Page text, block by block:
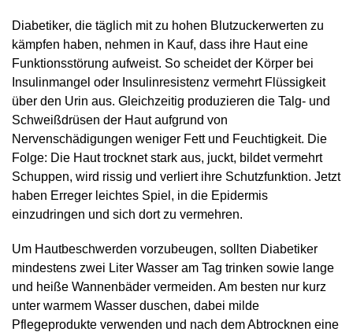
Diabetiker, die täglich mit zu hohen Blutzuckerwerten zu
kämpfen haben, nehmen in Kauf, dass ihre Haut eine
Funktionsstörung aufweist. So scheidet der Körper bei
Insulinmangel oder Insulinresistenz vermehrt Flüssigkeit
über den Urin aus. Gleichzeitig produzieren die Talg- und
Schweißdrüsen der Haut aufgrund von
Nervenschädigungen weniger Fett und Feuchtigkeit. Die
Folge: Die Haut trocknet stark aus, juckt, bildet vermehrt
Schuppen, wird rissig und verliert ihre Schutzfunktion. Jetzt
haben Erreger leichtes Spiel, in die Epidermis
einzudringen und sich dort zu vermehren.
Um Hautbeschwerden vorzubeugen, sollten Diabetiker
mindestens zwei Liter Wasser am Tag trinken sowie lange
und heiße Wannenbäder vermeiden. Am besten nur kurz
unter warmem Wasser duschen, dabei milde
Pflegeprodukte verwenden und nach dem Abtrocknen eine